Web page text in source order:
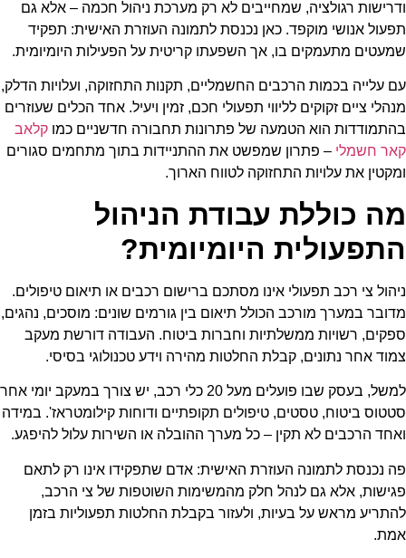
ודרישות רגולציה, שמחייבים לא רק מערכת ניהול חכמה – אלא גם
תפעול אנושי מוקפד. כאן נכנסת לתמונה העוזרת האישית: תפקיד
שמעטים מתעמקים בו, אך השפעתו קריטית על הפעילות היומיומית.
עם עלייה בכמות הרכבים החשמליים, תקנות התחזוקה, ועלויות הדלק,
מנהלי ציים זקוקים לליווי תפעולי חכם, זמין ויעיל. אחד הכלים שעוזרים
בהתמודדות הוא הטמעה של פתרונות תחבורה חדשניים כמו קלאב
קאר חשמלי – פתרון שמפשט את ההתניידות בתוך מתחמים סגורים
ומקטין את עלויות התחזוקה לטווח הארוך.
מה כוללת עבודת הניהול
התפעולית היומיומית?
ניהול צי רכב תפעולי אינו מסתכם ברישום רכבים או תיאום טיפולים.
מדובר במערך מורכב הכולל תיאום בין גורמים שונים: מוסכים, נהגים,
ספקים, רשויות ממשלתיות וחברות ביטוח. העבודה דורשת מעקב
צמוד אחר נתונים, קבלת החלטות מהירה וידע טכנולוגי בסיסי.
למשל, בעסק שבו פועלים מעל 20 כלי רכב, יש צורך במעקב יומי אחר
סטטוס ביטוח, טסטים, טיפולים תקופתיים ודוחות קילומטראז'. במידה
ואחד הרכבים לא תקין – כל מערך ההובלה או השירות עלול להיפגע.
פה נכנסת לתמונה העוזרת האישית: אדם שתפקידו אינו רק לתאם
פגישות, אלא גם לנהל חלק מהמשימות השוטפות של צי הרכב,
להתריע מראש על בעיות, ולעזור בקבלת החלטות תפעוליות בזמן
אמת.